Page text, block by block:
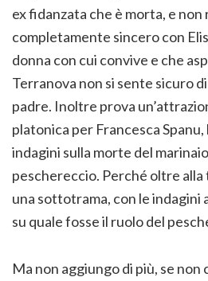
ex fidanzata che è morta, e non
completamente sincero con
donna con cui convive e che
Terranova non si sente sicuro
padre. Inoltre prova
platonica per Francesca
indagini sulla morte del
peschereccio. Perché oltre alla
una sottotrama, con le indagini
su quale fosse il ruolo del
Ma non aggiungo di più, se